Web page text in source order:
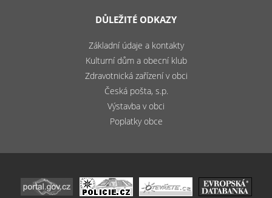
DŮLEŽITÉ ODKAZY
Základní údaje a kontakty
Kulturní dům a obecní klub
Zdravotnická zařízení v obci
Česká pošta, s.p.
Výstavba v obci
Poplatky obce